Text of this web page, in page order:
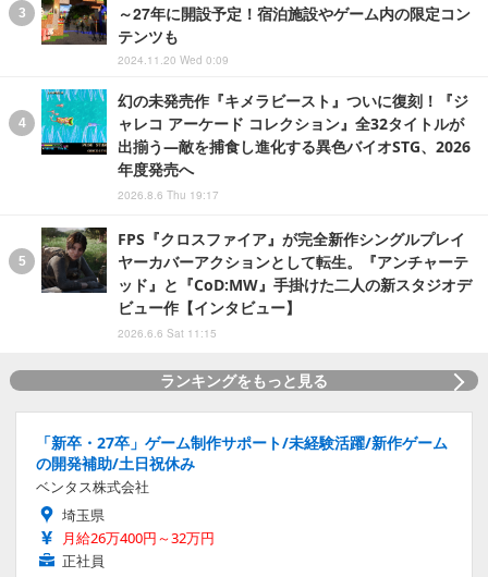
～27年に開設予定！宿泊施設やゲーム内の限定コン
テンツも
2024.11.20 Wed 0:09
幻の未発売作『キメラビースト』ついに復刻！『ジ
ャレコ アーケード コレクション』全32タイトルが
出揃う―敵を捕食し進化する異色バイオSTG、2026
年度発売へ
2026.8.6 Thu 19:17
FPS『クロスファイア』が完全新作シングルプレイ
ヤーカバーアクションとして転生。『アンチャーテ
ッド』と『CoD:MW』手掛けた二人の新スタジオデ
ビュー作【インタビュー】
2026.6.6 Sat 11:15
ランキングをもっと見る
「新卒・27卒」ゲーム制作サポート/未経験活躍/新作ゲーム
の開発補助/土日祝休み
ベンタス株式会社
埼玉県
月給26万400円～32万円
正社員